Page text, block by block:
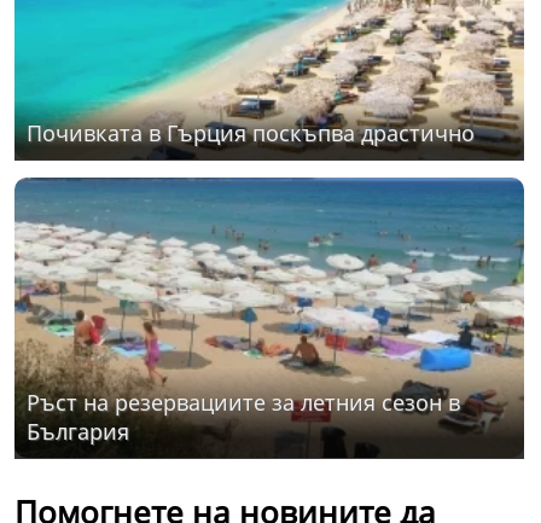
Почивката в Гърция поскъпва драстично
Ръст на резервациите за летния сезон в
България
Помогнете на новините да